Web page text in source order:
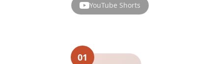
YouTube Shorts
01